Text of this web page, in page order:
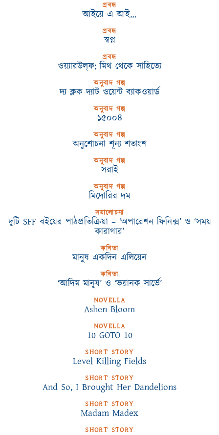
প্রবন্ধ
আইয়ে এ আই…
প্রবন্ধ
স্বপ্ন
প্রবন্ধ
ওয়্যারউল্‌ফ: মিথ থেকে সাহিত্যে
অনুবাদ গল্প
দ্য ক্লক দ্যাট ওয়েন্ট ব্যাকওয়ার্ড
অনুবাদ গল্প
১৫০০৪
অনুবাদ গল্প
অনুশোচনা শূন্য শতাংশ
অনুবাদ গল্প
সরাই
অনুবাদ গল্প
মিদোরির দম
সমালোচনা
দুটি SFF বইয়ের পাঠপ্রতিক্রিয়া – ‘অপারেশন ফিনিক্স’ ও ‘সময়
কারাগার’
কবিতা
মানুষ একদিন এলিয়েন
কবিতা
‘আদিম মানুষ’ ও ‘ভয়ানক সার্ভে’
NOVELLA
Ashen Bloom
NOVELLA
10 GOTO 10
SHORT STORY
Level Killing Fields
SHORT STORY
And So, I Brought Her Dandelions
SHORT STORY
Madam Madex
SHORT STORY